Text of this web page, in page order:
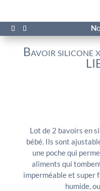
Bavoir silicone
Lot de 2 bavoirs en
bébé. Ils sont
une poche qui
aliments qui
imperméable et super
humide,